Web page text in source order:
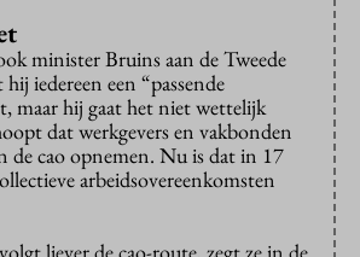
minister Bruins aan de Tweede
hij iedereen een “passende
maar hij gaat het niet wettelijk
dat werkgevers en vakbonden
de cao opnemen. Nu is dat in 17
arbeidsovereenkomsten